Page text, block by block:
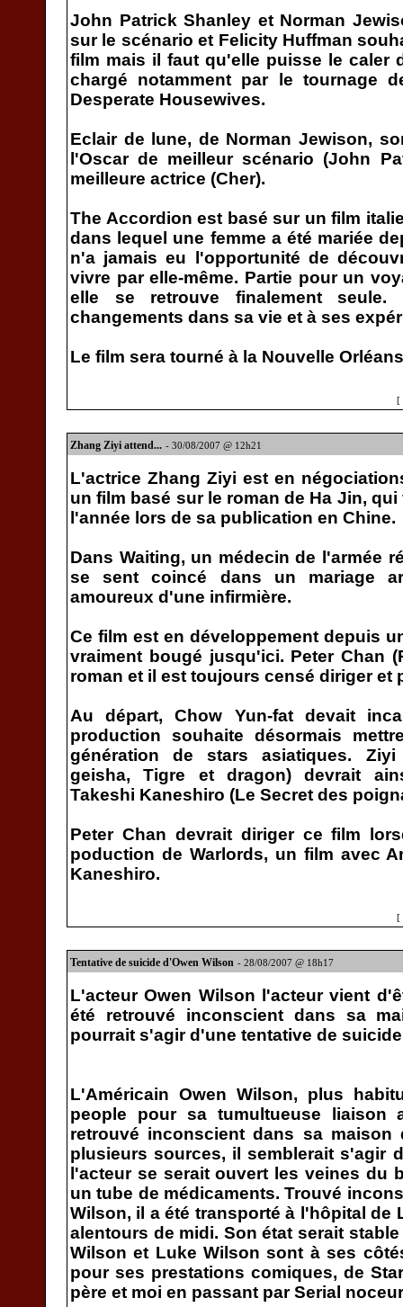
John Patrick Shanley et Norman
sur le scénario et Felicity Huffman
film mais il faut qu'elle puisse le caler
chargé notamment par le tournage
Desperate Housewives.
Eclair de lune, de Norman Jewison,
l'Oscar de meilleur scénario (John
meilleure actrice (Cher).
The Accordion est basé sur un film
dans lequel une femme a été mariée
n'a jamais eu l'opportunité de
vivre par elle-même. Partie pour un
elle se retrouve finalement
changements dans sa vie et à ses
Le film sera tourné à la Nouvelle
[
Zhang Ziyi attend... - 30/08/2007 @ 12h21
L'actrice Zhang Ziyi est en
un film basé sur le roman de Ha Jin,
l'année lors de sa publication en Chine.
Dans Waiting, un médecin de l'armée
se sent coincé dans un mariage
amoureux d'une infirmière.
Ce film est en développement depuis
vraiment bougé jusqu'ici. Peter Chan
roman et il est toujours censé diriger et
Au départ, Chow Yun-fat devait
production souhaite désormais
génération de stars asiatiques.
geisha, Tigre et dragon) devrait
Takeshi Kaneshiro (Le Secret des
Peter Chan devrait diriger ce film
poduction de Warlords, un film avec
Kaneshiro.
[
Tentative de suicide d'Owen Wilson - 28/08/2007 @ 18h17
L'acteur Owen Wilson l'acteur vient
été retrouvé inconscient dans sa
pourrait s'agir d'une tentative de
L'Américain Owen Wilson, plus
people pour sa tumultueuse liaison
retrouvé inconscient dans sa maison
plusieurs sources, il semblerait s'agir
l'acteur se serait ouvert les veines du
un tube de médicaments. Trouvé
Wilson, il a été transporté à l'hôpital de
alentours de midi. Son état serait
Wilson et Luke Wilson sont à ses
pour ses prestations comiques, de
père et moi en passant par Serial